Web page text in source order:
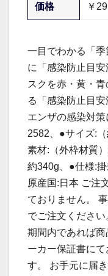
価格 ￥
一目でわかる「
に「感染防止目
スクを赤・黄・
る「感染防止目
エンザの感染対
2582、●サイズ:
素材:（外枠材質
約340g、●仕様:
原産国:日本 ご注
ておりません。
でご注文くださ
期間内であれば
ーカー保証書に
す。 お手元に届